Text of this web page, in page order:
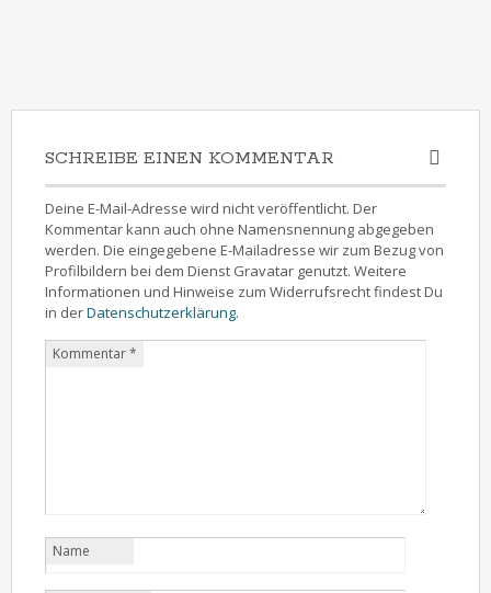
SCHREIBE EINEN KOMMENTAR
Deine E-Mail-Adresse wird nicht veröffentlicht. Der
Kommentar kann auch ohne Namensnennung abgegeben
werden. Die eingegebene E-Mailadresse wir zum Bezug von
Profilbildern bei dem Dienst Gravatar genutzt. Weitere
Informationen und Hinweise zum Widerrufsrecht findest Du
in derDatenschutzerklärung.
Kommentar*
Name